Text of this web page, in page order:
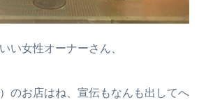
い女性オーナーさん、
のお店はね、宣伝もなんも出してへ